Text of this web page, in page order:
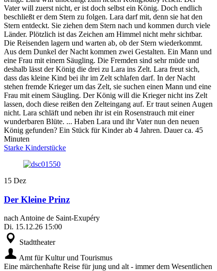
Vater will zuerst nicht, er ist doch selbst ein König. Doch endlich
beschließt er dem Stern zu folgen. Lara darf mit, denn sie hat den
Stern entdeckt. Sie ziehen dem Stern nach und kommen durch viele
Länder. Plötzlich ist das Zeichen am Himmel nicht mehr sichtbar.
Die Reisenden lagern und warten ab, ob der Stern wiederkommt.
Aus dem Dunkel der Nacht kommen zwei Gestalten. Ein Mann und
eine Frau mit einem Säugling. Die Fremden sind sehr müde und
deshalb lässt der König die drei zu Lara ins Zelt. Lara freut sich,
dass das kleine Kind bei ihr im Zelt schlafen darf. In der Nacht
stehen fremde Krieger um das Zelt, sie suchen einen Mann und eine
Frau mit einem Säugling. Der König will die Krieger nicht ins Zelt
lassen, doch diese reißen den Zelteingang auf. Er traut seinen Augen
nicht. Lara schläft und neben ihr ist ein Rosenstrauch mit einer
wunderbaren Blüte. ... Haben Lara und ihr Vater nun den neuen
König gefunden? Ein Stück für Kinder ab 4 Jahren. Dauer ca. 45
Minuten
Starke Kinderstücke
15 Dez
Der Kleine Prinz
nach Antoine de Saint-Exupéry
Di. 15.12.26 15:00
Stadttheater
Amt für Kultur und Tourismus
Eine märchenhafte Reise für jung und alt - immer dem Wesentlichen